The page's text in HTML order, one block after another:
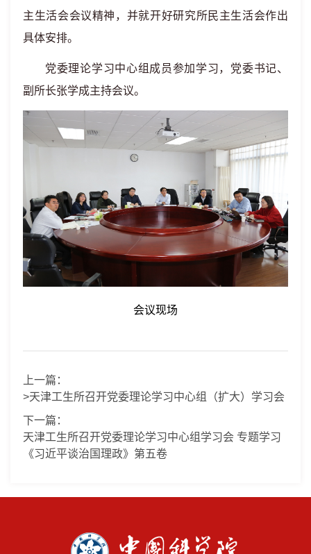
主生活会会议精神， 并就开好研究所民主生活会作出
具体安排。
党委理论学习中心组成员参加学习， 党委书记、
副所长张学成主持会议。
会议现场
上一篇：
>天津工生所召开党委理论学习中心组（扩大）学习会
下一篇：
天津工生所召开党委理论学习中心组学习会 专题学习
《习近平谈治国理政》第五卷